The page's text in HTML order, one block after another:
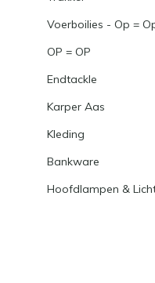
Voerboilies - Op =
OP = OP
Endtackle
Karper Aas
Kleding
Bankware
Hoofdlampen &